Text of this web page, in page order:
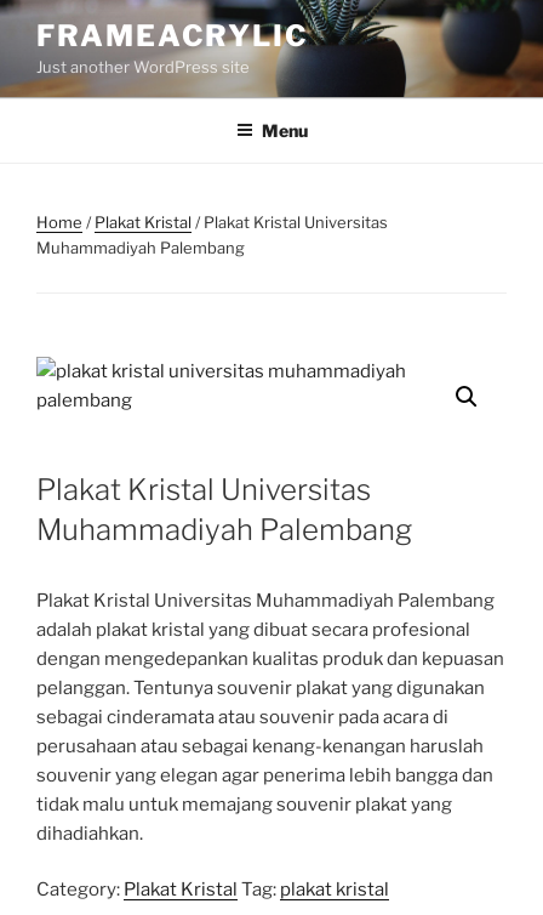
Skip
content
FRAMEACRYLIC
Just another WordPress site
Menu
Home /Plakat Kristal/ Plakat Kristal Universitas
Muhammadiyah Palembang
Plakat Kristal Universitas
Muhammadiyah Palembang
Plakat Kristal Universitas Muhammadiyah Palembang
adalah plakat kristal yang dibuat secara profesional
dengan mengedepankan kualitas produk dan kepuasan
pelanggan. Tentunya souvenir plakat yang digunakan
sebagai cinderamata atau souvenir pada acara di
perusahaan atau sebagai kenang-kenangan haruslah
souvenir yang elegan agar penerima lebih bangga dan
tidak malu untuk memajang souvenir plakat yang
dihadiahkan.
Category: Plakat Kristal Tag: plakat kristal